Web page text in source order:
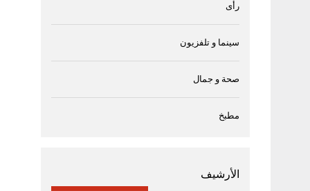
رأى
سينما و تلفزيون
صحة و جمال
مطبخ
الأرشيف